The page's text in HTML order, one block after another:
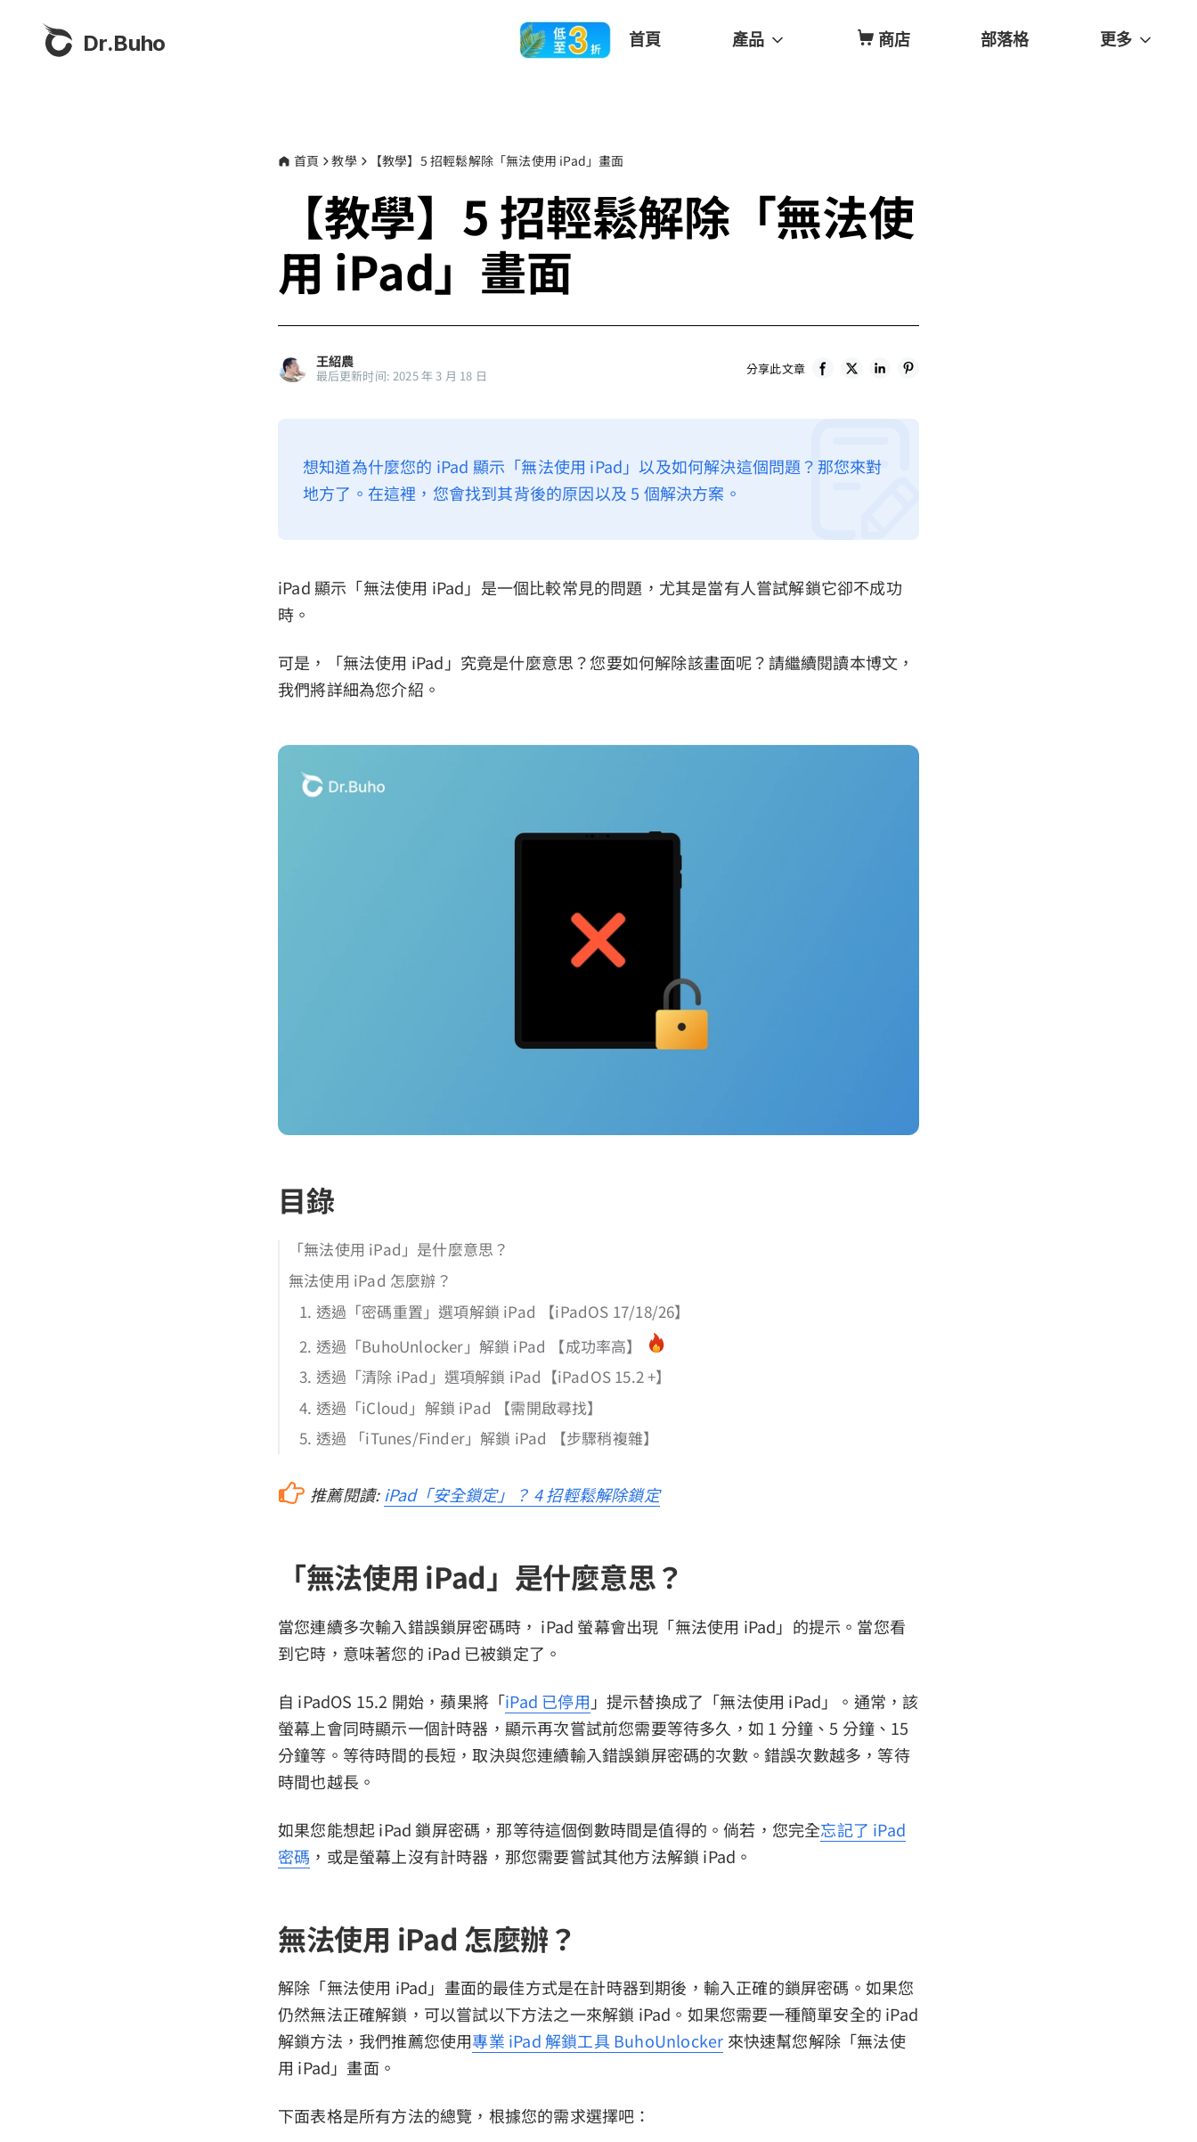
Dr.Buho 首頁 產品 商店 部落格 更多
首頁 教學 【教學】5 招輕鬆解除「無法使用 iPad」畫面
【教學】5 招輕鬆解除「無法使
用 iPad」畫面
王紹農
最后更新时间: 2025 年 3 月 18 日 分享此文章
想知道為什麼您的 iPad 顯示「無法使用 iPad」以及如何解決這個問題？那您來對
地方了。在這裡，您會找到其背後的原因以及 5 個解決方案。
iPad 顯示「無法使用 iPad」是一個比較常見的問題，尤其是當有人嘗試解鎖它卻不成功
時。
可是，「無法使用 iPad」究竟是什麼意思？您要如何解除該畫面呢？請繼續閱讀本博文，
我們將詳細為您介紹。
目錄
「無法使用 iPad」是什麼意思？
無法使用 iPad 怎麼辦？
1. 透過「密碼重置」選項解鎖 iPad 【iPadOS 17/18/26】
2. 透過「BuhoUnlocker」解鎖 iPad 【成功率高】
3. 透過「清除 iPad」選項解鎖 iPad【iPadOS 15.2 +】
4. 透過「iCloud」解鎖 iPad 【需開啟尋找】
5. 透過 「iTunes/Finder」解鎖 iPad 【步驟稍複雜】
推薦閱讀: iPad「安全鎖定」？ 4 招輕鬆解除鎖定
「無法使用 iPad」是什麼意思？
當您連續多次輸入錯誤鎖屏密碼時， iPad 螢幕會出現「無法使用 iPad」的提示。當您看
到它時，意味著您的 iPad 已被鎖定了。
自 iPadOS 15.2 開始，蘋果將「iPad 已停用 」提示替換成了「無法使用 iPad」。通常，該
螢幕上會同時顯示一個計時器，顯示再次嘗試前您需要等待多久，如 1 分鐘、5 分鐘、15
分鐘等。等待時間的長短，取決與您連續輸入錯誤鎖屏密碼的次數。錯誤次數越多，等待
時間也越長。
如果您能想起 iPad 鎖屏密碼，那等待這個倒數時間是值得的。倘若，您完全忘記了 iPad
密碼 ，或是螢幕上沒有計時器，那您需要嘗試其他方法解鎖 iPad。
無法使用 iPad 怎麼辦？
解除「無法使用 iPad」畫面的最佳方式是在計時器到期後，輸入正確的鎖屏密碼。如果您
仍然無法正確解鎖，可以嘗試以下方法之一來解鎖 iPad。如果您需要一種簡單安全的 iPad
解鎖方法，我們推薦您使用專業 iPad 解鎖工具 BuhoUnlocker 來快速幫您解除「無法使
用 iPad」畫面。
下面表格是所有方法的總覽，根據您的需求選擇吧：